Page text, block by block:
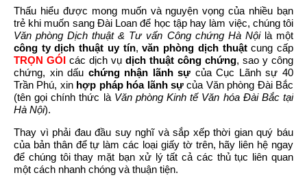
Thấu hiểu được mong muốn và nguyện vọng của nhiều bạn
trẻ khi muốn sang Đài Loan để học tập hay làm việc, chúng tôi
Văn phòng Dịch thuật & Tư vấn Công chứng Hà Nộilà một
công ty dịch thuật uy tín,văn phòng dịch thuậtcung cấp
TRỌN GÓI các dịch vụ dịch thuật công chứng, sao y công
chứng, xin dấu chứng nhận lãnh sự của Cục Lãnh sự 40
Trần Phú, xin hợp pháp hóa lãnh sựcủa Văn phòng Đài Bắc
(tên gọi chính thức là Văn phòng Kinh tế Văn hóa Đài Bắc tại
Hà Nội).
Thay vì phải đau đầu suy nghĩ và sắp xếp thời gian quý báu
của bản thân để tự làm các loại giấy tờ trên, hãy liên hệ ngay
để chúng tôi thay mặt bạn xử lý tất cả các thủ tục liên quan
một cách nhanh chóng và thuận tiện.